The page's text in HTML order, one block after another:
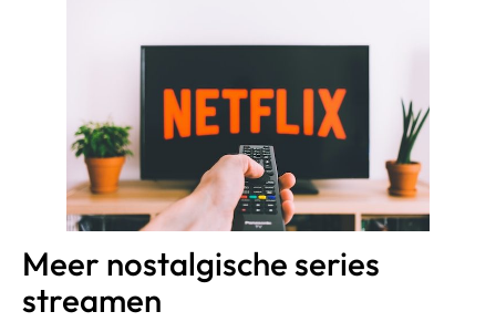
Meer nostalgische series
streamen